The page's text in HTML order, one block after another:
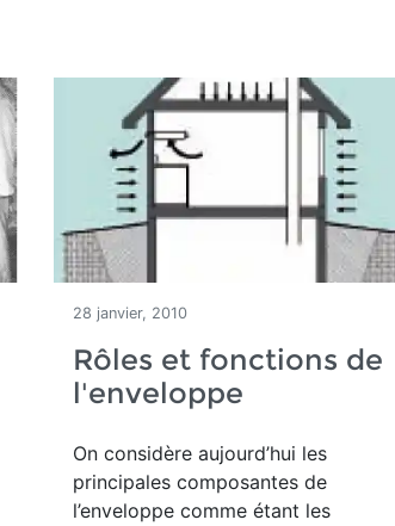
28 janvier, 2010
Rôles et fonctions de
l'enveloppe
On considère aujourd’hui les
principales composantes de
l’enveloppe comme étant les